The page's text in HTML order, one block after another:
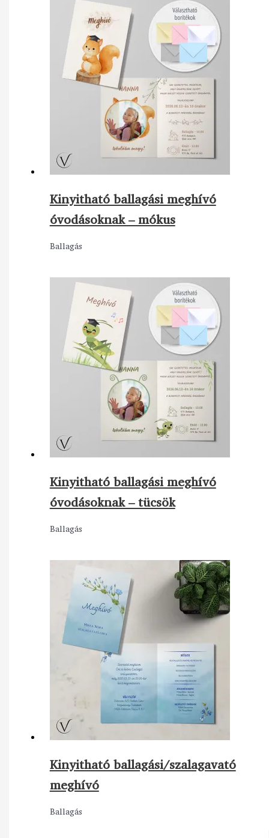
Kinyitható ballagási meghívó
óvodásoknak – mókus
Ballagás
Kinyitható ballagási meghívó
óvodásoknak – tücsök
Ballagás
Kinyitható ballagási/szalagavató
meghívó
Ballagás